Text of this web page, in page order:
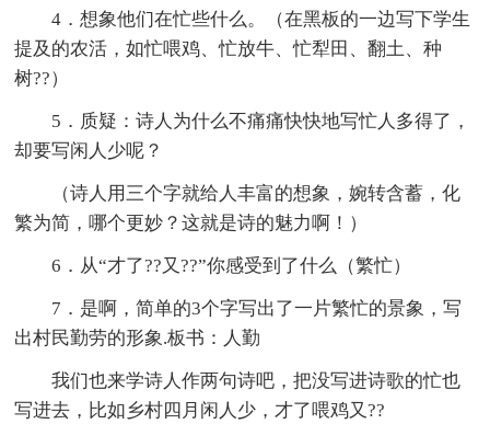
4．想象他们在忙些什么。（在黑板的一边写下学生
提及的农活，如忙喂鸡、忙放牛、忙犁田、翻土、种
树??）
5．质疑：诗人为什么不痛痛快快地写忙人多得了，
却要写闲人少呢？
（诗人用三个字就给人丰富的想象，婉转含蓄，化
繁为简，哪个更妙？这就是诗的魅力啊！）
6．从“才了??又??”你感受到了什么（繁忙）
7．是啊，简单的3个字写出了一片繁忙的景象，写
出村民勤劳的形象.板书：人勤
我们也来学诗人作两句诗吧，把没写进诗歌的忙也
写进去，比如乡村四月闲人少，才了喂鸡又??